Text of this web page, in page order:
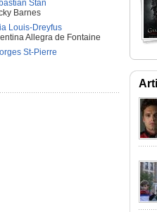
Stan
Barnes
Louis-Dreyfus
Allegra de Fontaine
St-Pierre